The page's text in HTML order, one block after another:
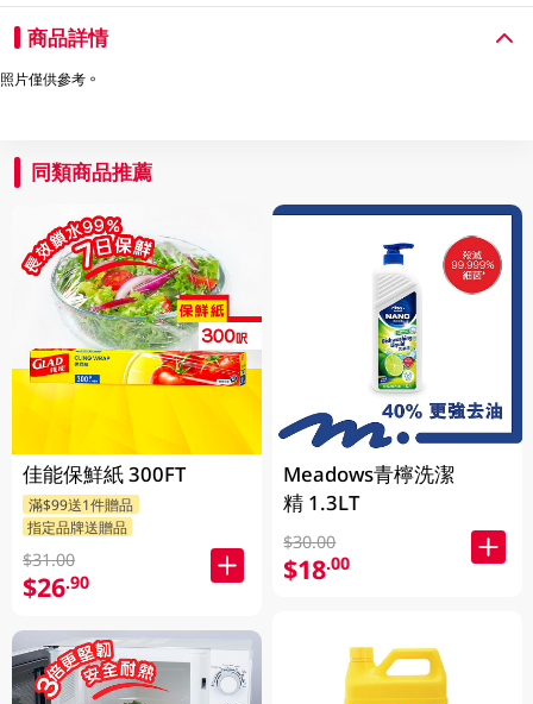
商品詳情
照片僅供參考。
同類商品推薦
佳能保鮮紙 300FT
滿$99送1件贈品
指定品牌送贈品
$31.00
$26.90
Meadows青檸洗潔
精 1.3LT
$30.00
$18.00